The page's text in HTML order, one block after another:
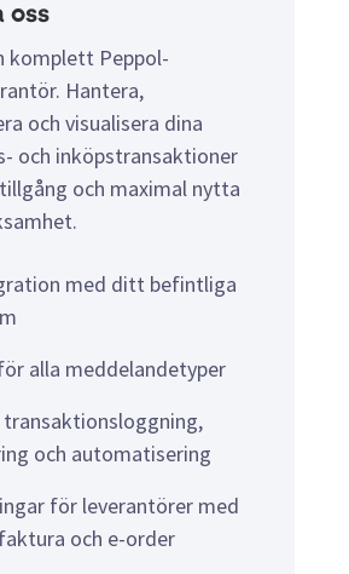
oss
komplett Peppol-
Hantera,
och visualisera dina
och inköpstransaktioner
och maximal nytta
med ditt befintliga
alla meddelandetyper
transaktionsloggning,
och automatisering
för leverantörer med
och e-order